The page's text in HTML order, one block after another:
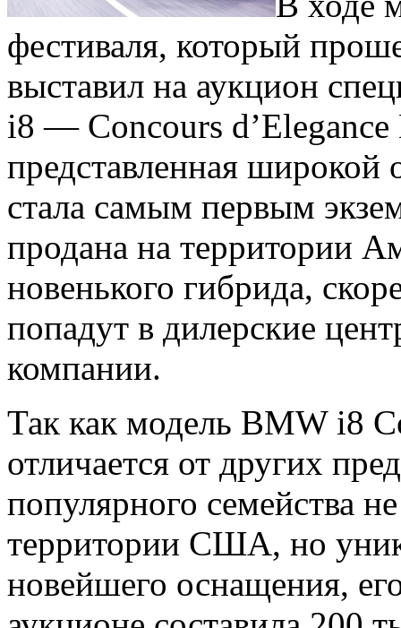
фестиваля, который
выставил на аукцион
i8 — Concours d’Elegance
представленная
стала самым первым
продана на территории
новенького гибрида,
попадут в дилерские
компании.
Так как модель BMW i8
отличается от других
популярного семейства
территории США, но
новейшего оснащения,